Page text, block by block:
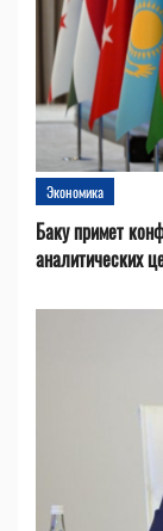
Экономика
Баку примет
аналитических